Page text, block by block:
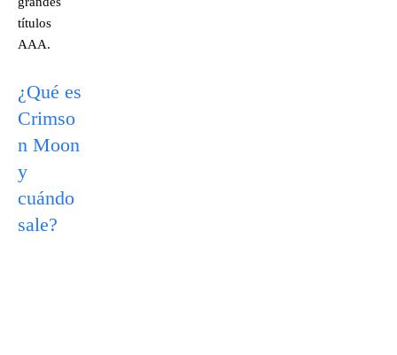
títulos
AAA.
¿Qué es
Crimso
n Moon
y
cuándo
sale?